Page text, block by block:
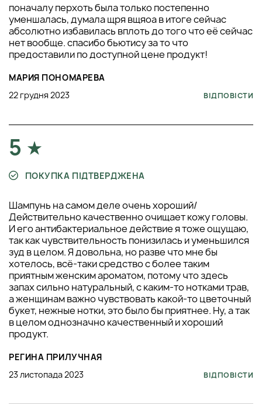
поначалу перхоть была только постепенно
уменшалась, думала щря вщяоа в итоге сейчас
абсолютно избавилась вплоть до того что её сейчас
нет вообще. спасибо бьютису за то что
предоставили по доступной цене продукт!
МАРИЯ ПОНОМАРЕВА
22 грудня 2023
ВІДПОВІСТИ
5
ПОКУПКА ПІДТВЕРДЖЕНА
Шампунь на самом деле очень хороший/
Действительно качественно очищает кожу головы.
И его антибактериальное действие я тоже ощущаю,
так как чувствительность понизилась и уменьшился
зуд в целом. Я довольна, но разве что мне бы
хотелось, всё-таки средство с более таким
приятным женским ароматом, потому что здесь
запах сильно натуральный, с каким-то нотками трав,
а женщинам важно чувствовать какой-то цветочный
букет, нежные нотки, это было бы приятнее. Ну, а так
в целом однозначно качественный и хороший
продукт.
РЕГИНА ПРИЛУЧНАЯ
23 листопада 2023
ВІДПОВІСТИ